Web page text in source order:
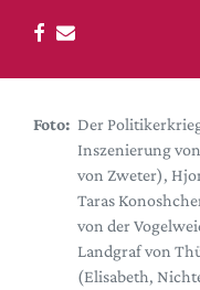
DdB-map
Premierensuche
Festival-Planer
Hefte
Alle Hefte
Leseproben
Foto: Der
Inszenierung
von Zweter),
Taras
von der
Landgraf von
(Elisabeth,